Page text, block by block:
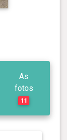
As
fotos
11